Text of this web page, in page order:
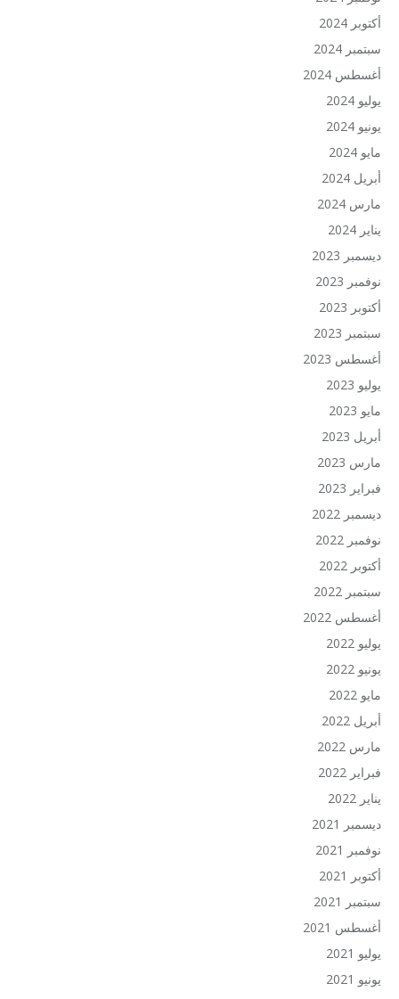
أكتوبر 2024
سبتمبر 2024
أغسطس 2024
يوليو 2024
يونيو 2024
مايو 2024
أبريل 2024
مارس 2024
يناير 2024
ديسمبر 2023
نوفمبر 2023
أكتوبر 2023
سبتمبر 2023
أغسطس 2023
يوليو 2023
مايو 2023
أبريل 2023
مارس 2023
فبراير 2023
ديسمبر 2022
نوفمبر 2022
أكتوبر 2022
سبتمبر 2022
أغسطس 2022
يوليو 2022
يونيو 2022
مايو 2022
أبريل 2022
مارس 2022
فبراير 2022
يناير 2022
ديسمبر 2021
نوفمبر 2021
أكتوبر 2021
سبتمبر 2021
أغسطس 2021
يوليو 2021
يونيو 2021